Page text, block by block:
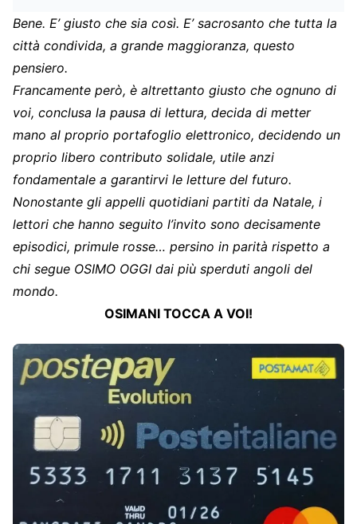
Bene. E’ giusto che sia così. E’ sacrosanto che tutta la
città condivida, a grande maggioranza, questo
pensiero.
Francamente però, è altrettanto giusto che ognuno di
voi, conclusa la pausa di lettura, decida di metter
mano al proprio portafoglio elettronico, decidendo un
proprio libero contributo solidale, utile anzi
fondamentale a garantirvi le letture del futuro.
Nonostante gli appelli quotidiani partiti da Natale, i
lettori che hanno seguito l’invito sono decisamente
episodici, primule rosse… persino in parità rispetto a
chi segue OSIMO OGGI dai più sperduti angoli del
mondo.
OSIMANI TOCCA A VOI!